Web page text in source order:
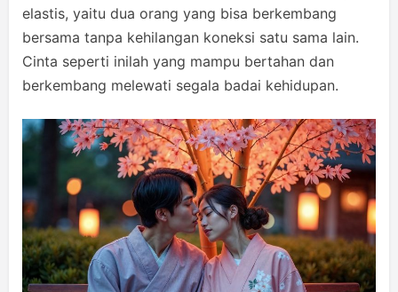
elastis, yaitu dua orang yang bisa berkembang
bersama tanpa kehilangan koneksi satu sama lain.
Cinta seperti inilah yang mampu bertahan dan
berkembang melewati segala badai kehidupan.